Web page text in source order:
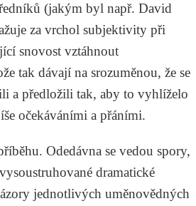
(jakým byl např. David
za vrchol subjektivity při
snovost vztáhnout
tak dávají na srozuměnou, že se
a předložili tak, aby to vyhlíželo
očekáváními a přáními.
Odedávna se vedou spory,
dramatické
jednotlivých uměnovědných